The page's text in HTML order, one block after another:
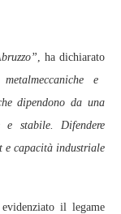
, ha dichiarato
e
dipendono da una
e stabile. Difendere
e capacità industriale
il legame